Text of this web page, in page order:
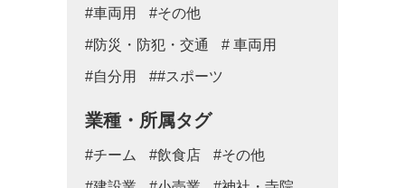
#車両用 #その他
#防災・防犯・交通 # 車両用
#自分用 ##スポーツ
業種・所属タグ
#チーム #飲食店 #その他